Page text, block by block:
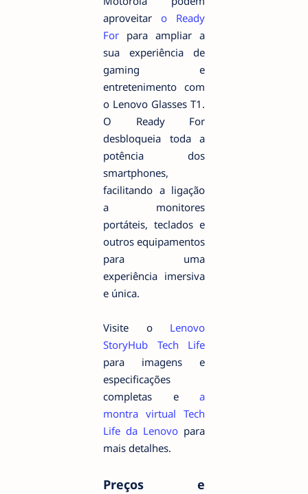
aproveitar o Ready
For para ampliar a
sua experiência de
gaming e
entretenimento com
o Lenovo Glasses T1.
O Ready For
desbloqueia toda a
potência dos
smartphones,
facilitando a ligação
a monitores
portáteis, teclados e
outros equipamentos
para uma
experiência imersiva
e única.
Visite o Lenovo
StoryHub Tech Life
para imagens e
especificações
completas e a
montra virtual Tech
Life da Lenovo para
mais detalhes.
Preços e